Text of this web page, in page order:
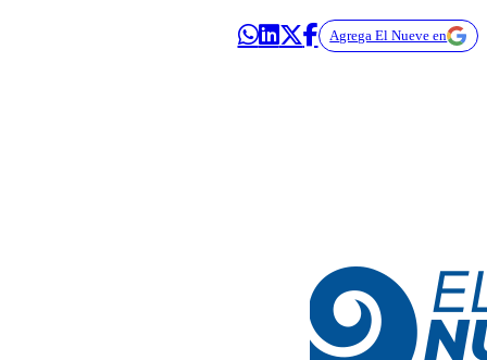
Agrega El Nueve en